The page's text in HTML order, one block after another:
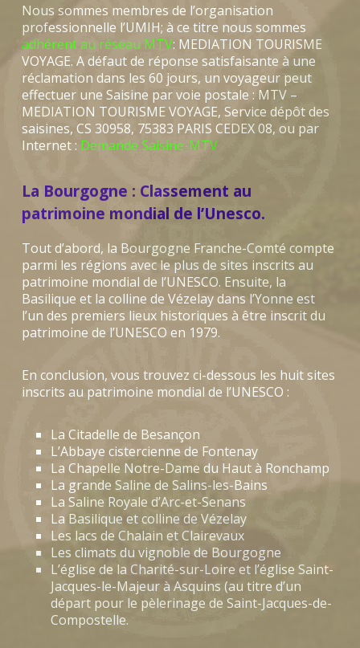
Nous sommes membres de l’organisation
professionnelle l’UMIH; à ce titre nous sommes
adhérent au réseau MTV: MEDIATION TOURISME
VOYAGE. A défaut de réponse satisfaisante à une
réclamation dans les 60 jours, un voyageur peut
effectuer une Saisine par voie postale : MTV –
MEDIATION TOURISME VOYAGE, Service dépôt des
saisines, CS 30958, 75383 PARIS CEDEX 08, ou par
Internet : Demande Saisine-MTV
La Bourgogne : Classement au
patrimoine mondial de l’Unesco.
Tout d’abord, la Bourgogne Franche-Comté compte
parmi les régions avec le plus de sites inscrits au
patrimoine mondial de l’UNESCO. Ensuite, la
Basilique et la colline de Vézelay dans l’Yonne est
l’un des premiers lieux historiques à être inscrit du
patrimoine de l’UNESCO en 1979.
En conclusion, vous trouvez ci-dessous les huit sites
inscrits au patrimoine mondial de l’UNESCO :
La Citadelle de Besançon
L’Abbaye cistercienne de Fontenay
La Chapelle Notre-Dame du Haut à Ronchamp
La grande Saline de Salins-les-Bains
La Saline Royale d’Arc-et-Senans
La Basilique et colline de Vézelay
Les lacs de Chalain et Clairevaux
Les climats du vignoble de Bourgogne
L’église de la Charité-sur-Loire et l’église Saint-
Jacques-le-Majeur à Asquins (au titre d’un
départ pour le pèlerinage de Saint-Jacques-de-
Compostelle.